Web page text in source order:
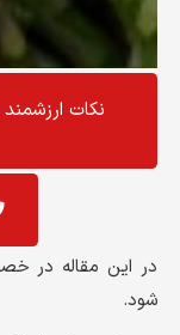
نکات
در این مقاله در
شود.